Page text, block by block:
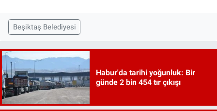
Beşiktaş Belediyesi
Habur'da tarihi yoğunluk: Bir
günde 2 bin 454 tır çıkışı